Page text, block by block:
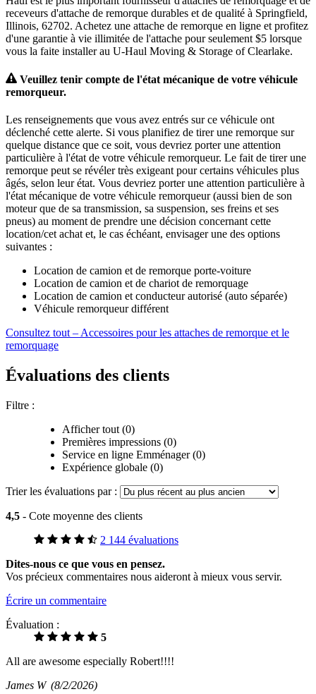
receveurs d'attache de remorque durables et de qualité à Springfield,
Illinois, 62702. Achetez une attache de remorque en ligne et profitez
d'une garantie à vie illimitée de l'attache pour seulement $5 lorsque
vous la faite installer au U-Haul Moving & Storage of Clearlake.
Veuillez tenir compte de l'état mécanique de votre véhicule
remorqueur.
Les renseignements que vous avez entrés sur ce véhicule ont
déclenché cette alerte. Si vous planifiez de tirer une remorque sur
quelque distance que ce soit, vous devriez porter une attention
particulière à l'état de votre véhicule remorqueur. Le fait de tirer une
remorque peut se révéler très exigeant pour certains véhicules plus
âgés, selon leur état. Vous devriez porter une attention particulière à
l'état mécanique de votre véhicule remorqueur (aussi bien de son
moteur que de sa transmission, sa suspension, ses freins et ses
pneus) au moment de prendre une décision concernant cette
location/cet achat et, le cas échéant, envisager une des options
suivantes :
Location de camion et de remorque porte-voiture
Location de camion et de chariot de remorquage
Location de camion et conducteur autorisé (auto séparée)
Véhicule remorqueur différent
Consultez tout – Accessoires pour les attaches de remorque et le
remorquage
Évaluations des clients
Filtre :
Afficher tout (0)
Premières impressions (0)
Service en ligne Emménager (0)
Expérience globale (0)
Trier les évaluations par :
4,5 - Cote moyenne des clients
2 144 évaluations
Dites-nous ce que vous en pensez.
Vos précieux commentaires nous aideront à mieux vous servir.
Écrire un commentaire
Évaluation :
5
All are awesome especially Robert!!!!
James W (8/2/2026)